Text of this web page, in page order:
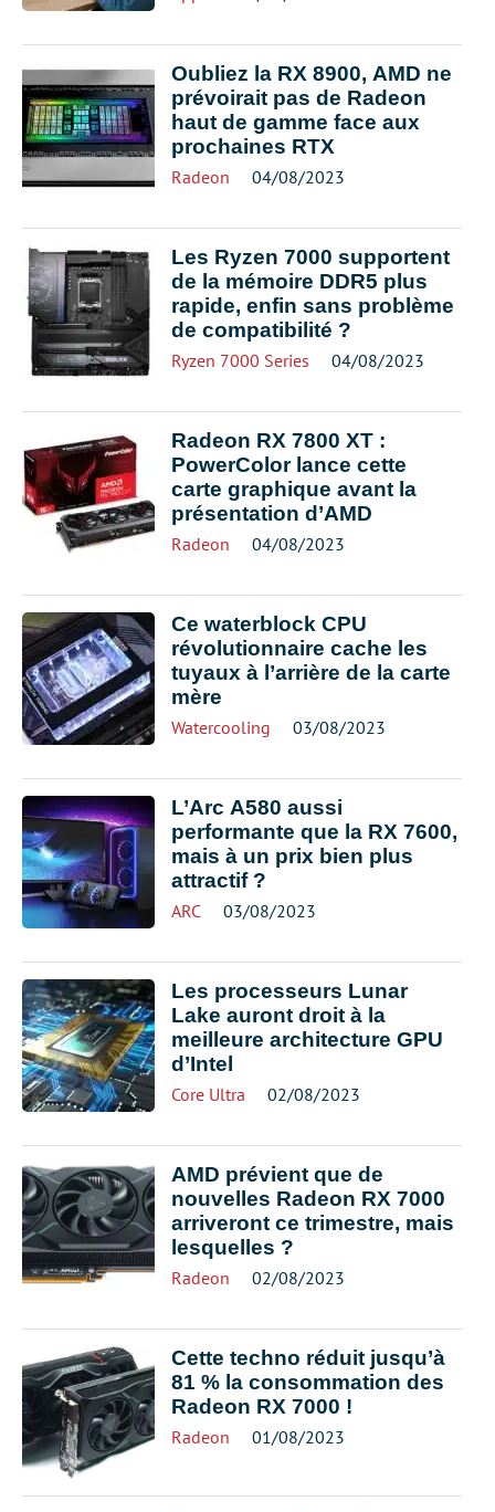
Oubliez la RX 8900, AMD ne
prévoirait pas de Radeon
haut de gamme face aux
prochaines RTX
Radeon 04/08/2023
Les Ryzen 7000 supportent
de la mémoire DDR5 plus
rapide, enfin sans problème
de compatibilité ?
Ryzen 7000 Series 04/08/2023
Radeon RX 7800 XT :
PowerColor lance cette
carte graphique avant la
présentation d’AMD
Radeon 04/08/2023
Ce waterblock CPU
révolutionnaire cache les
tuyaux à l’arrière de la carte
mère
Watercooling 03/08/2023
L’Arc A580 aussi
performante que la RX 7600,
mais à un prix bien plus
attractif ?
ARC 03/08/2023
Les processeurs Lunar
Lake auront droit à la
meilleure architecture GPU
d’Intel
Core Ultra 02/08/2023
AMD prévient que de
nouvelles Radeon RX 7000
arriveront ce trimestre, mais
lesquelles ?
Radeon 02/08/2023
Cette techno réduit jusqu’à
81 % la consommation des
Radeon RX 7000 !
Radeon 01/08/2023